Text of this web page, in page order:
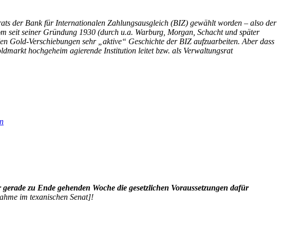
der Bank für Internationalen Zahlungsausgleich (BIZ) gewählt worden – also der
seit seiner Gründung 1930 (durch u.a. Warburg, Morgan, Schacht und später
Gold-Verschiebungen sehr „aktive“ Geschichte der BIZ aufzuarbeiten. Aber dass
hochgeheim agierende Institution leitet bzw. als Verwaltungsrat
zu Ende gehenden Woche die gesetzlichen Voraussetzungen dafür
im texanischen Senat]!